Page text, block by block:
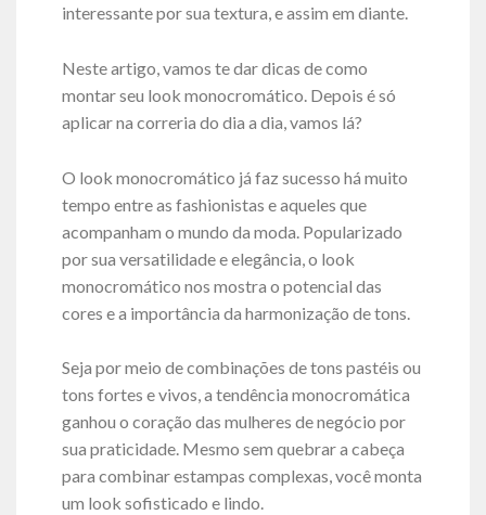
interessante por sua textura, e assim em diante.
Neste artigo, vamos te dar dicas de como
montar seu look monocromático. Depois é só
aplicar na correria do dia a dia, vamos lá?
O look monocromático já faz sucesso há muito
tempo entre as fashionistas e aqueles que
acompanham o mundo da moda. Popularizado
por sua versatilidade e elegância, o look
monocromático nos mostra o potencial das
cores e a importância da harmonização de tons.
Seja por meio de combinações de tons pastéis ou
tons fortes e vivos, a tendência monocromática
ganhou o coração das mulheres de negócio por
sua praticidade. Mesmo sem quebrar a cabeça
para combinar estampas complexas, você monta
um look sofisticado e lindo.